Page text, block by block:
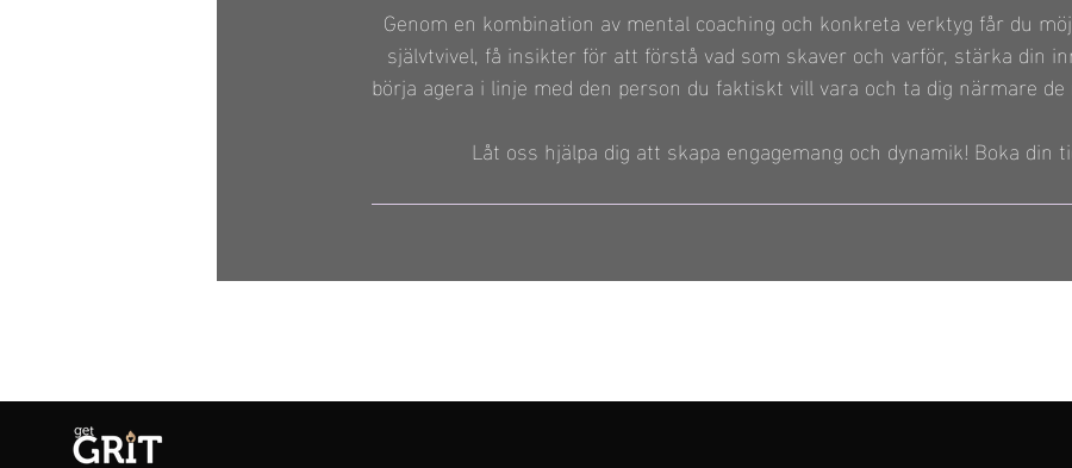
Genom en kombination av mental coaching och konkreta verktyg får du
självtvivel, få insikter för att förstå vad som skaver och varför, stärka din
börja agera i linje med den person du faktiskt vill vara och ta dig närmare
Låt oss hjälpa dig att skapa engagemang och dynamik! Boka din